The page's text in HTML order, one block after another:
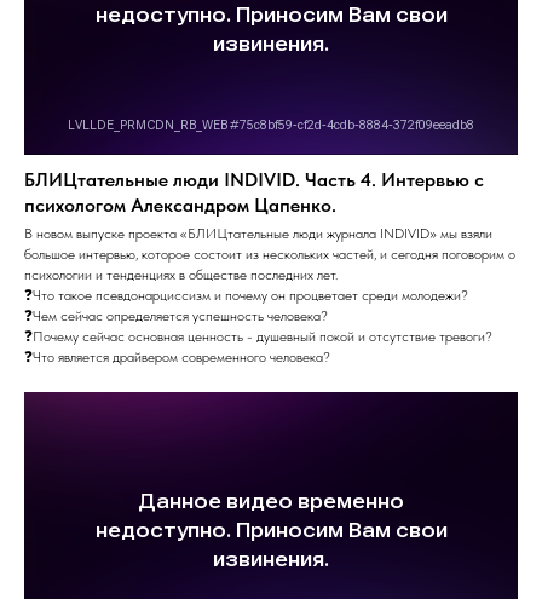
БЛИЦтательные люди INDIVID. Часть 4. Интервью с
психологом Александром Цапенко.
В новом выпуске проекта «БЛИЦтательные люди журнала INDIVID» мы взяли
большое интервью, которое состоит из нескольких частей, и сегодня поговорим о
психологии и тенденциях в обществе последних лет.
❓Что такое псевдонарциссизм и почему он процветает среди молодежи?
❓Чем сейчас определяется успешность человека?
❓Почему сейчас основная ценность - душевный покой и отсутствие тревоги?
❓Что является драйвером современного человека?